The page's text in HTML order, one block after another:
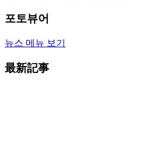
포토뷰어
뉴스 메뉴 보기
最新記事